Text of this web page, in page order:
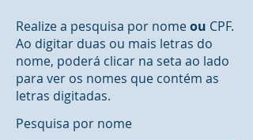
Realize a pesquisa por nomeou CPF.
Ao digitar duas ou mais letras do
nome, poderá clicar na seta ao lado
para ver os nomes que contém as
letras digitadas.
Pesquisa por nome